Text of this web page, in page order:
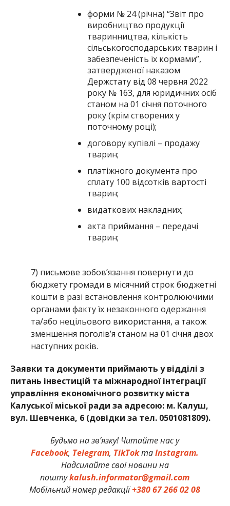
форми № 24 (річна) “Звіт про
виробництво продукції
тваринництва, кількість
сільськогосподарських тварин і
забезпеченість їх кормами”,
затвердженої наказом
Держстату від 08 червня 2022
року № 163, для юридичних осіб
станом на 01 січня поточного
року (крім створених у
поточному році);
договору купівлі – продажу
тварин;
платіжного документа про
сплату 100 відсотків вартості
тварин;
видаткових накладних;
акта приймання – передачі
тварин;
7) письмове зобов’язання повернути до
бюджету громади в місячний строк бюджетні
кошти в разі встановлення контролюючими
органами факту їх незаконного одержання
та/або нецільового використання, а також
зменшення поголів’я станом на 01 січня двох
наступних років.
Заявки та документи приймають у відділі з
питань інвестицій та міжнародної інтеграції
управління економічного розвитку міста
Калуської міської ради за адресою: м. Калуш,
вул. Шевченка, 6 (довідки за тел. 0501081809).
Будьмо на зв’язку! Читайте нас у
Facebook, Telegram, TikTokтаInstagram.
Надсилайте свої новини на
поштуkalush.informator@gmail.com
Мобільний номер редакції+380 67 266 02 08